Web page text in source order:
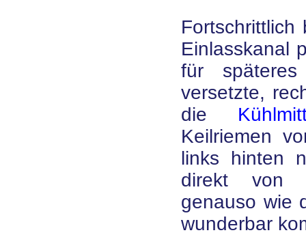
Einlasskanal
für
versetzte,
die
Keilriemen
links hinten
direkt von
genauso wie
wunderbar